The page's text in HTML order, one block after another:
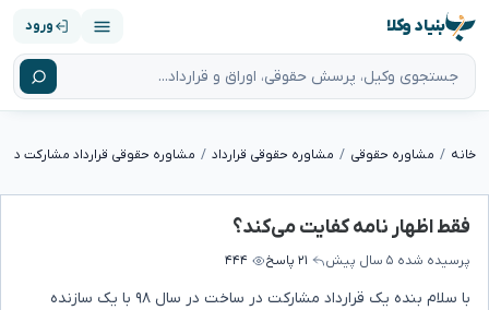
بنیاد وکلا ورود
خانه مشاوره حقوقی مشاوره حقوقی قرارداد مشاوره حقوقی قرارداد مشارکت
فقط اظهار نامه کفایت می‌کند؟
پرسیده شده ۵ سال پیش ۲۱ پاسخ ۴۴۴
با سلام بنده یک قرارداد مشارکت در ساخت در سال ۹۸ با یک سازنده